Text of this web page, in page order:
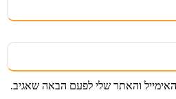
והאתר שלי לפעם הבאה שאגיב.